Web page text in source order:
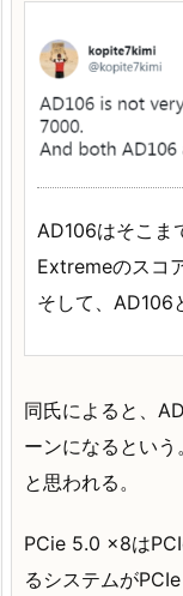
AD106はそこま
Extremeのスコ
そして、AD106
同氏によると、
ーンになるとい
と思われる。
PCie 5.0 x8は
るシステムが